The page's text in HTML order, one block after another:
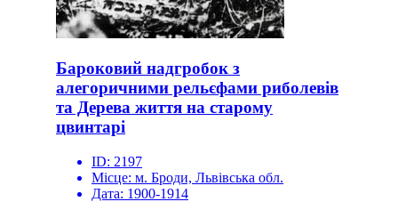
Бароковий надгробок з
алегоричними рельєфами риболевів
та Дерева життя на старому
цвинтарі
ID: 2197
Місце: м. Броди, Львівська обл.
Дата: 1900-1914